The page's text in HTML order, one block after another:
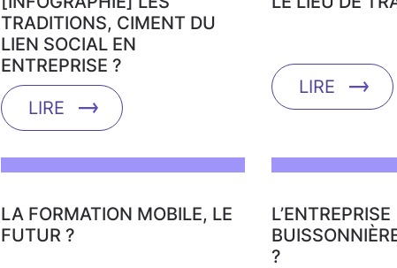
TRADITIONS, CIMENT DU
LIEN SOCIAL EN
ENTREPRISE ?
LIRE
LIRE
LA FORMATION MOBILE, LE
FUTUR ?
L’ENTREPRISE
?